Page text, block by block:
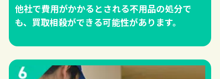
他社で費用がかかるとされる不用品の処分で
も、買取相殺ができる可能性があります。